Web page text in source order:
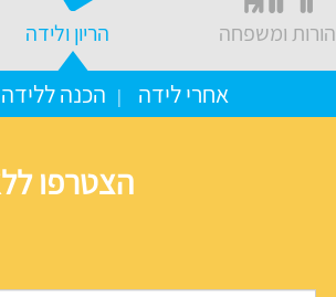
הורות ומשפחה הריון ולידה
אחרי לידה הכנה ללידה
הצטרפו